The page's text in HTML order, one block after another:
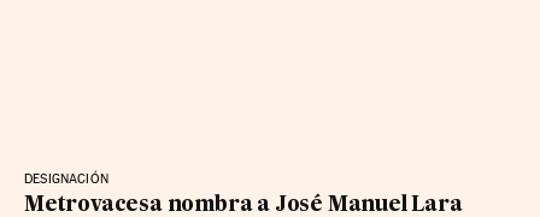
DESIGNACIÓN
Metrovacesa nombra a José Manuel Lara